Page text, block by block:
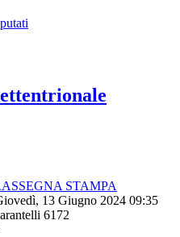
STAMPA
13 Giugno 2024 09:35
6172